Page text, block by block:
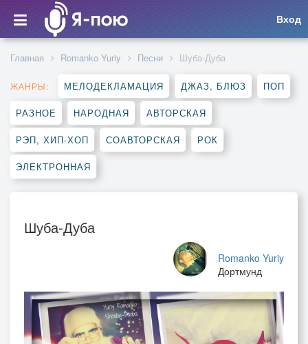
Вход
Главная Romanko Yuriy Песни Шуба-Дуба
ЖАНРЫ: МЕЛОДЕКЛАМАЦИЯ ДЖАЗ, БЛЮЗ ПОП
РАЗНОЕ НАРОДНАЯ АВТОРСКАЯ
РЭП, ХИП-ХОП СОАВТОРСКАЯ РОК
ЭЛЕКТРОННАЯ
Шуба-Дуба
Romanko Yuriy
Дортмунд